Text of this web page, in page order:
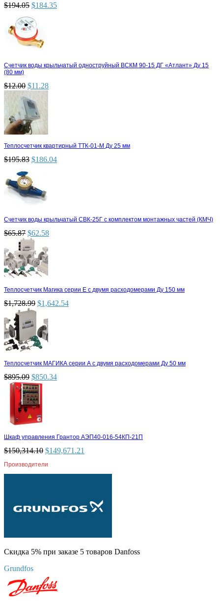
$194.05 $184.35
Счетчик воды крыльчатый одноструйный ВСКМ 90-15 ДГ «Атлант» Ду 15
(80 мм)
$12.00 $11.28
Теплосчетчик квартирный ТТК-01-М Ду 25 мм
$195.83 $186.04
Счетчик воды крыльчатый СВК-25Г с комплектом монтажных частей (КМЧ)
$65.87 $62.58
Теплосчетчик Магика серии Е с двумя расходомерами Ду 150 мм
$1,728.99 $1,642.54
Теплосчетчик МАГИКА серии А с двумя расходомерами Ду 50 мм
$895.09 $850.34
Шкаф управления Грантор АЭП40-016-54КП-21П
$150,314.10 $149,671.21
Производители
Скидка 5% при заказе 5 товаров Danfoss
Grundfos